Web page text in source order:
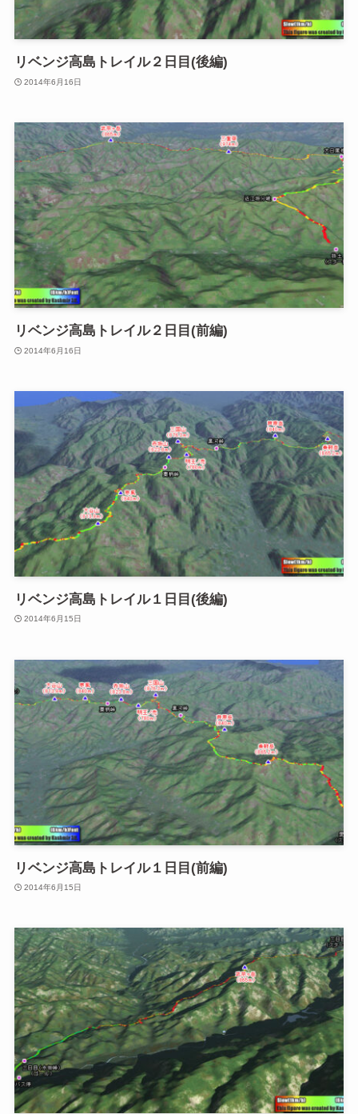
リベンジ高島トレイル２日目(後編)
2014年6月16日
リベンジ高島トレイル２日目(前編)
2014年6月16日
リベンジ高島トレイル１日目(後編)
2014年6月15日
リベンジ高島トレイル１日目(前編)
2014年6月15日